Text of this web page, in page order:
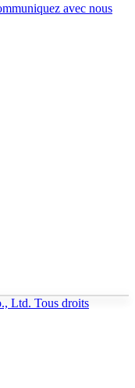
avec nous
Ltd. Tous droits